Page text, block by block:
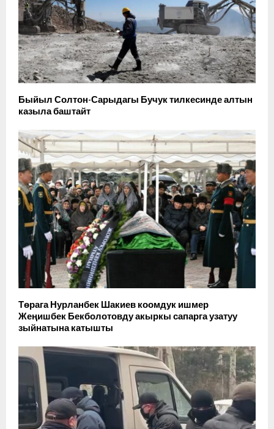
Быйыл Солтон-Сарыдагы Бучук тилкесинде алтын
казыла баштайт
Төрага Нурланбек Шакиев коомдук ишмер
Жеңишбек Бекболотовду акыркы сапарга узатуу
зыйнатына катышты